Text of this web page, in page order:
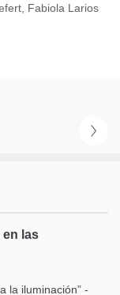
Fabiola Larios
en las
la iluminación” -